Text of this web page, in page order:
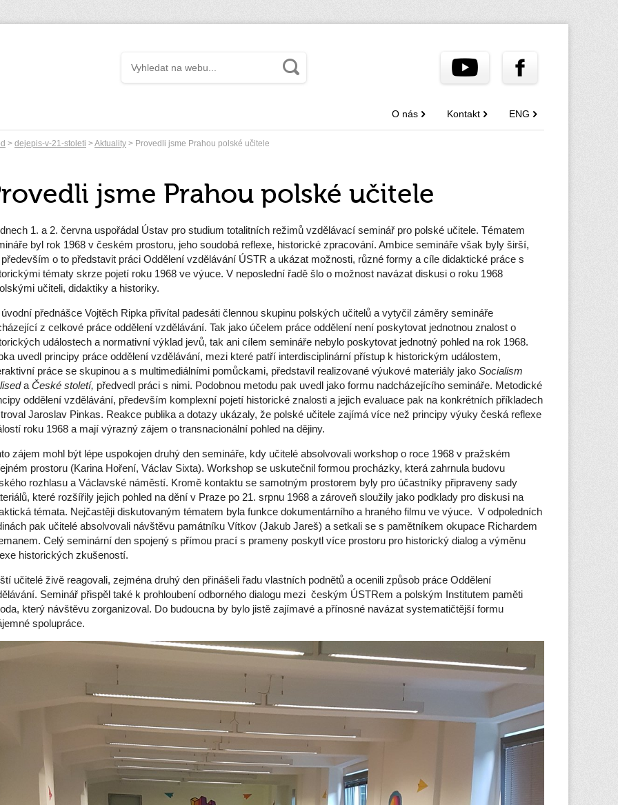
O nás Kontakt ENG
> dejepis-v-21-stoleti >Aktuality > Provedli jsme Prahou polské učitele
jsme Prahou polské učitele
1. a 2. června uspořádal Ústav pro studium totalitních režimů vzdělávací seminář pro polské učitele. Tématem
byl rok 1968 v českém prostoru, jeho soudobá reflexe, historické zpracování. Ambice semináře však byly širší,
o to představit práci Oddělení vzdělávání ÚSTR a ukázat možnosti, různé formy a cíle didaktické práce s
tématy skrze pojetí roku 1968 ve výuce. V neposlední řadě šlo o možnost navázat diskusi o roku 1968
učiteli, didaktiky a historiky.
přednášce Vojtěch Ripka přivítal padesáti člennou skupinu polských učitelů a vytyčil záměry semináře
z celkové práce oddělení vzdělávání. Tak jako účelem práce oddělení není poskytovat jednotnou znalost o
událostech a normativní výklad jevů, tak ani cílem semináře nebylo poskytovat jednotný pohled na rok 1968.
uvedl principy práce oddělení vzdělávání, mezi které patří interdisciplinární přístup k historickým událostem,
práce se skupinou a s multimediálními pomůckami, představil realizované výukové materiály jako Socialism
a České století, předvedl práci s nimi. Podobnou metodu pak uvedl jako formu nadcházejícího semináře. Metodické
oddělení vzdělávání, především komplexní pojetí historické znalosti a jejich evaluace pak na konkrétních příkladech
Jaroslav Pinkas. Reakce publika a dotazy ukázaly, že polské učitele zajímá více než principy výuky česká reflexe
roku 1968 a mají výrazný zájem o transnacionální pohled na dějiny.
zájem mohl být lépe uspokojen druhý den semináře, kdy učitelé absolvovali workshop o roce 1968 v pražském
prostoru (Karina Hoření, Václav Sixta). Workshop se uskutečnil formou procházky, která zahrnula budovu
rozhlasu a Václavské náměstí. Kromě kontaktu se samotným prostorem byly pro účastníky připraveny sady
které rozšířily jejich pohled na dění v Praze po 21. srpnu 1968 a zároveň sloužily jako podklady pro diskusi na
témata. Nejčastěji diskutovaným tématem byla funkce dokumentárního a hraného filmu ve výuce. V odpoledních
pak učitelé absolvovali návštěvu památníku Vítkov (Jakub Jareš) a setkali se s pamětníkem okupace Richardem
Celý seminární den spojený s přímou prací s prameny poskytl více prostoru pro historický dialog a výměnu
historických zkušeností.
učitelé živě reagovali, zejména druhý den přinášeli řadu vlastních podnětů a ocenili způsob práce Oddělení
Seminář přispěl také k prohloubení odborného dialogu mezi českým ÚSTRem a polským Institutem paměti
který návštěvu zorganizoval. Do budoucna by bylo jistě zajímavé a přínosné navázat systematičtější formu
spolupráce.